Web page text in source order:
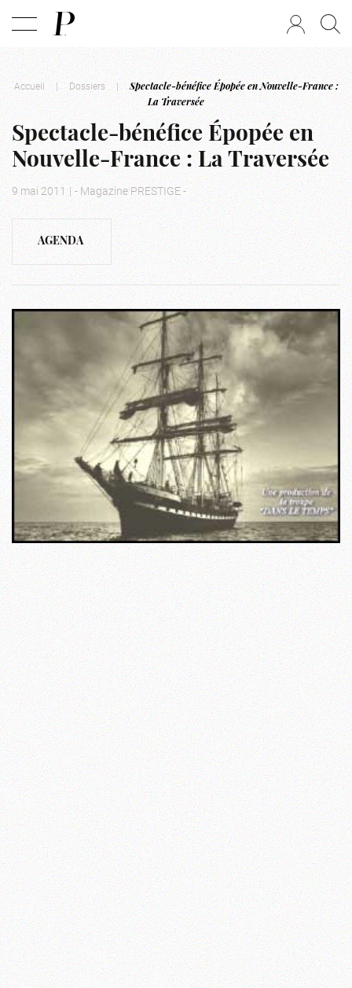
Accueil | Dossiers |
Spectacle-bénéfice Épopée en Nouvelle-France :
La Traversée
Spectacle-bénéfice Épopée en
Nouvelle-France : La Traversée
9 mai 2011 | - Magazine PRESTIGE -
AGENDA